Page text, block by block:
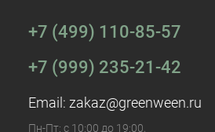
+7 (499) 110-85-57
+7 (999) 235-21-42
Email: zakaz@greenween.ru
Пн-Пт: с 10:00 до 19:00,